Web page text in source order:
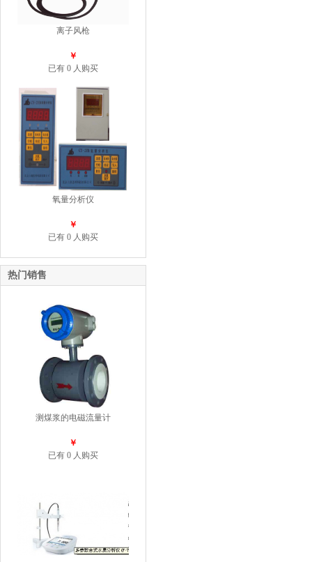
离子风枪
￥
已有 0 人购买
氧量分析仪
￥
已有 0 人购买
热门销售
测煤浆的电磁流量计
￥
已有 0 人购买